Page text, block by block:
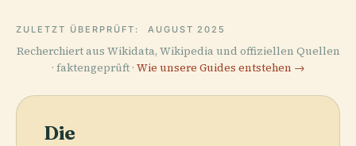
ZULETZT ÜBERPRÜFT: AUGUST 2025
Recherchiert aus Wikidata, Wikipedia und offiziellen Quellen
· faktengeprüft · Wie unsere Guides entstehen →
Die